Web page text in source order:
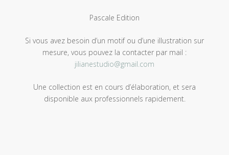
Pascale Edition
Si vous avez besoin d’un motif ou d’une illustration sur
mesure, vous pouvez la contacter par mail :
jilianestudio@gmail.com
Une collection est en cours d’élaboration, et sera
disponible aux professionnels rapidement.